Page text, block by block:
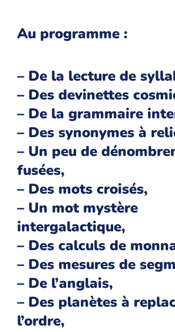
Au programme :
– De la lecture de
– Des devinettes
– De la grammaire
– Des synonymes à
– Un peu de
fusées,
– Des mots croisés,
– Un mot mystère
intergalactique,
– Des calculs de
– Des mesures de
– De l’anglais,
– Des planètes à
l’ordre,